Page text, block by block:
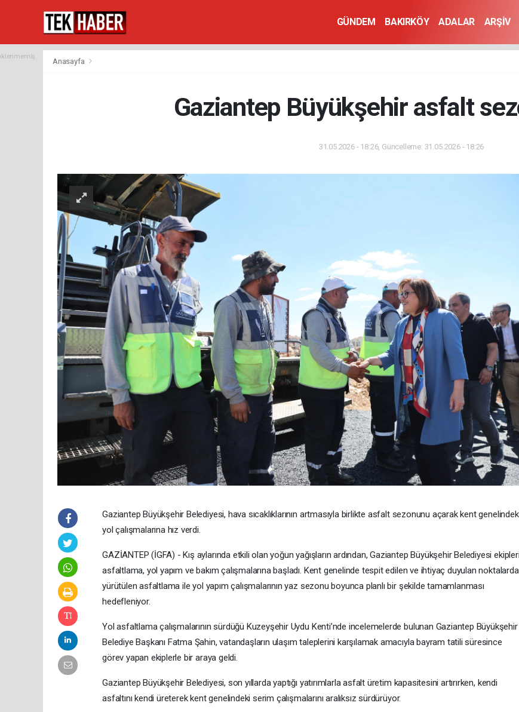
GÜNDEM BAKIRKÖY ADALAR ARŞİV
Anasayfa
Gaziantep Büyükşehir asfalt
31.05.2026 - 18:26, Güncelleme: 31.05.2026 - 18:26
Gaziantep Büyükşehir Belediyesi, hava sıcaklıklarının artmasıyla birlikte asfalt sezonunu açarak kent
yol çalışmalarına hız verdi.
GAZİANTEP (İGFA) - Kış aylarında etkili olan yoğun yağışların ardından, Gaziantep Büyükşehir Belediyesi ekipleri
asfaltlama, yol yapım ve bakım çalışmalarına başladı. Kent genelinde tespit edilen ve ihtiyaç duyulan noktalarda
yürütülen asfaltlama ile yol yapım çalışmalarının yaz sezonu boyunca planlı bir şekilde tamamlanması
hedefleniyor.
Yol asfaltlama çalışmalarının sürdüğü Kuzeyşehir Uydu Kenti’nde incelemelerde bulunan Gaziantep Büyükşehir
Belediye Başkanı Fatma Şahin, vatandaşların ulaşım taleplerini karşılamak amacıyla bayram tatili süresince
görev yapan ekiplerle bir araya geldi.
Gaziantep Büyükşehir Belediyesi, son yıllarda yaptığı yatırımlarla asfalt üretim kapasitesini artırırken, kendi
asfaltını kendi üreterek kent genelindeki serim çalışmalarını aralıksız sürdürüyor.